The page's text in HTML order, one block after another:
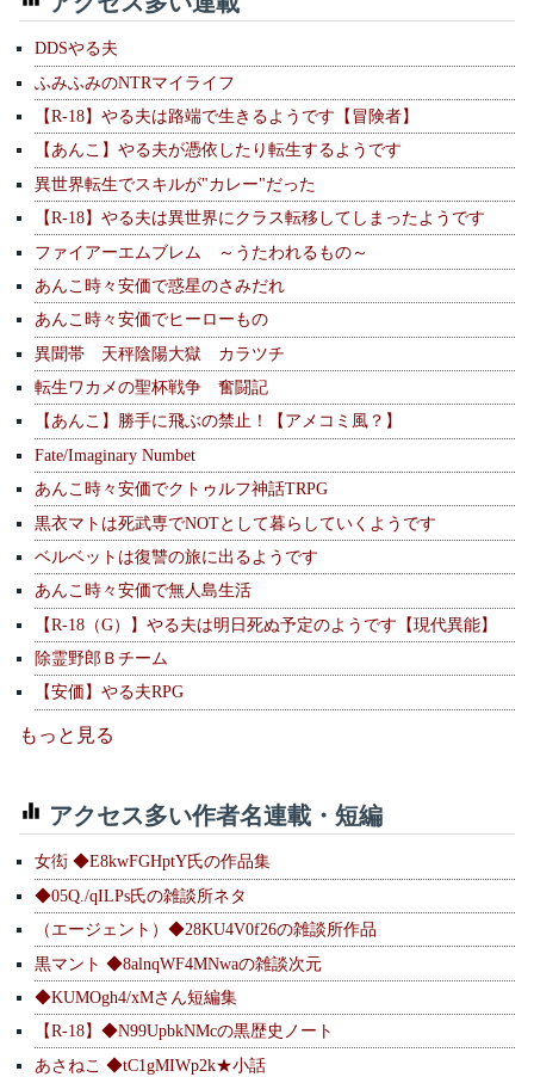
DDSやる夫
ふみふみのNTRマイライフ
【R-18】やる夫は路端で生きるようです【冒険者】
【あんこ】やる夫が憑依したり転生するようです
異世界転生でスキルが"カレー"だった
【R-18】やる夫は異世界にクラス転移してしまったようです
ファイアーエムブレム ～うたわれるもの～
あんこ時々安価で惑星のさみだれ
あんこ時々安価でヒーローもの
異聞帯 天秤陰陽大獄 カラツチ
転生ワカメの聖杯戦争 奮闘記
【あんこ】勝手に飛ぶの禁止！【アメコミ風？】
Fate/Imaginary Numbet
あんこ時々安価でクトゥルフ神話TRPG
黒衣マトは死武専でNOTとして暮らしていくようです
ベルベットは復讐の旅に出るようです
あんこ時々安価で無人島生活
【R-18（G）】やる夫は明日死ぬ予定のようです【現代異能】
除霊野郎Ｂチーム
【安価】やる夫RPG
もっと見る
アクセス多い作者名連載・短編
女衒 ◆E8kwFGHptY氏の作品集
◆05Q./qILPs氏の雑談所ネタ
（エージェント）◆28KU4V0f26の雑談所作品
黒マント ◆8alnqWF4MNwaの雑談次元
◆KUMOgh4/xMさん短編集
【R-18】◆N99UpbkNMcの黒歴史ノート
あさねこ ◆tC1gMIWp2k★小話